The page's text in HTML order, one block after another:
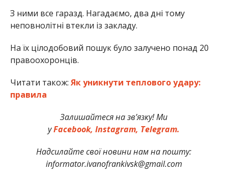
З ними все гаразд. Нагадаємо, два дні тому
неповнолітні втекли із закладу.
На їх цілодобовий пошук було залучено понад 20
правоохоронців.
Читати також: Як уникнути теплового удару:
правила
Залишайтеся на зв’язку! Ми
уFacebook, Instagram, Telegram.
Надсилайте свої новини нам на пошту:
informator.ivanofrankivsk@gmail.com